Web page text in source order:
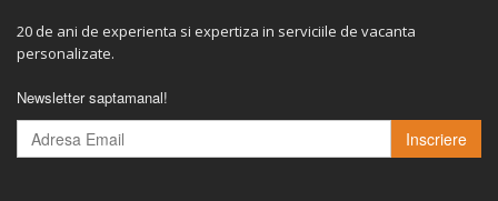
20 de ani de experienta si expertiza in serviciile de vacanta
personalizate.
Newsletter saptamanal!
Inscriere